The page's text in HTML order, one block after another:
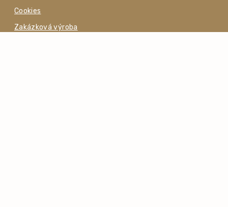
Cookies
Zakázková výroba